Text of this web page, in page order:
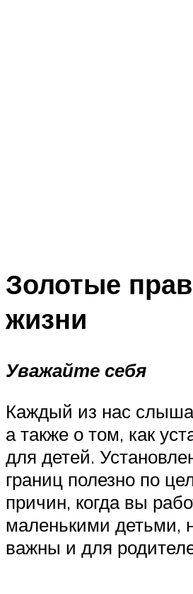
Золотые
жизни
Уважайте себя
Каждый из нас
а также о том, как
для детей.
границ полезно по
причин, когда вы
маленькими детьми,
важны и для